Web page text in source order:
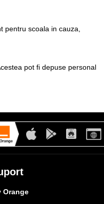
scoala in cauza,
pot fi depuse personal
Orange